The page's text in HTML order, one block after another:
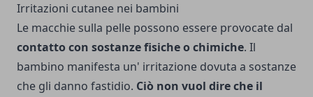
Irritazioni cutanee nei bambini
Le macchie sulla pelle possono essere provocate dal
contatto con sostanze fisiche o chimiche. Il
bambino manifesta un' irritazione dovuta a sostanze
che gli danno fastidio. Ciò non vuol dire che il